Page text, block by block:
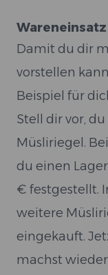
Damit du dir
vorstellen
Beispiel für
Stell dir vor,
Müsliriegel.
du einen
€ festgestellt.
weitere
eingekauft.
machst